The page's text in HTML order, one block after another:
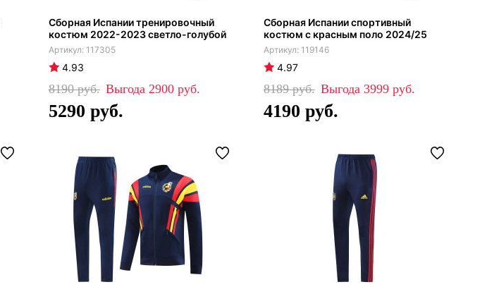
Сборная Испании тренировочный
костюм 2022-2023 светло-голубой
117305
4.93
8190 2900
5290
Сборная Испании спортивный
костюм с красным поло 2024/25
119146
4.97
8189 3999
4190